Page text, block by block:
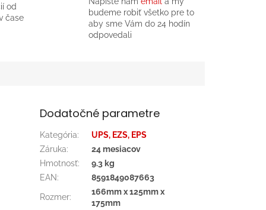
od
čase
budeme robiť všetko pre to
aby sme Vám do 24 hodín
odpovedali
Dodatočné parametre
Kategória:
UPS, EZS, EPS
Záruka:
24 mesiacov
Hmotnosť:
9.3 kg
EAN: 8591849087663
Rozmer:
166mm x 125mm x
175mm